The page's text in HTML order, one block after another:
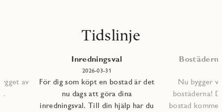
Tidslinje
av
Inredningsval
2026-03-31
För dig som köpt en bostad är det
nu dags att göra dina
inredningsval. Till din hjälp har du
Nu bygger
bostäderna!
bostad